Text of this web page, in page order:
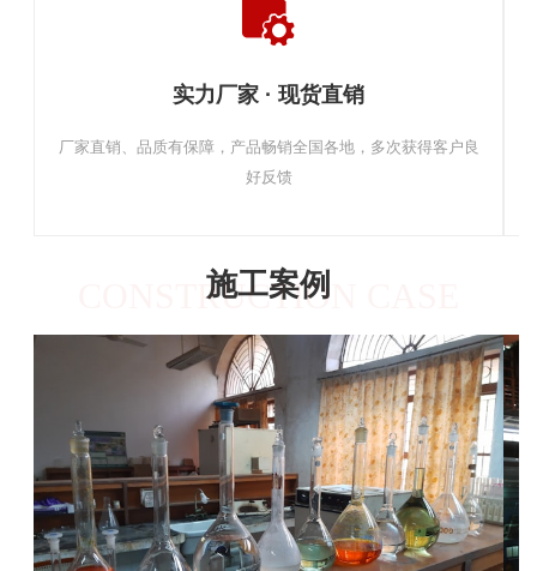
实力厂家 · 现货直销
厂家直销、品质有保障，产品畅销全国各地，多次获得客户良
好反馈
施工案例
CONSTRUCTION CASE